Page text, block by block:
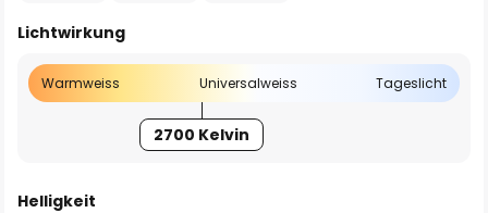
Lichtwirkung
Warmweiss Universalweiss Tageslicht
2700 Kelvin
Helligkeit